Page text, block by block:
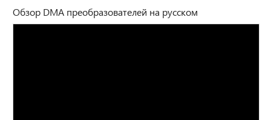
Обзор DMA преобразователей на русском